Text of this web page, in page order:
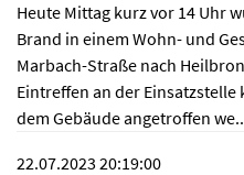
Heute Mittag kurz vor 14 Uhr
Brand in einem Wohn- und
Marbach-Straße nach
Eintreffen an der
dem Gebäude angetroffen
22.07.2023 20:19:00